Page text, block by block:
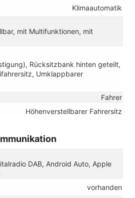
Klimaautomatik
mit Multifunktionen, mit
Rücksitzbank hinten geteilt,
Umklappbarer
Fahrer
Höhenverstellbarer Fahrersitz
DAB, Android Auto, Apple
vorhanden